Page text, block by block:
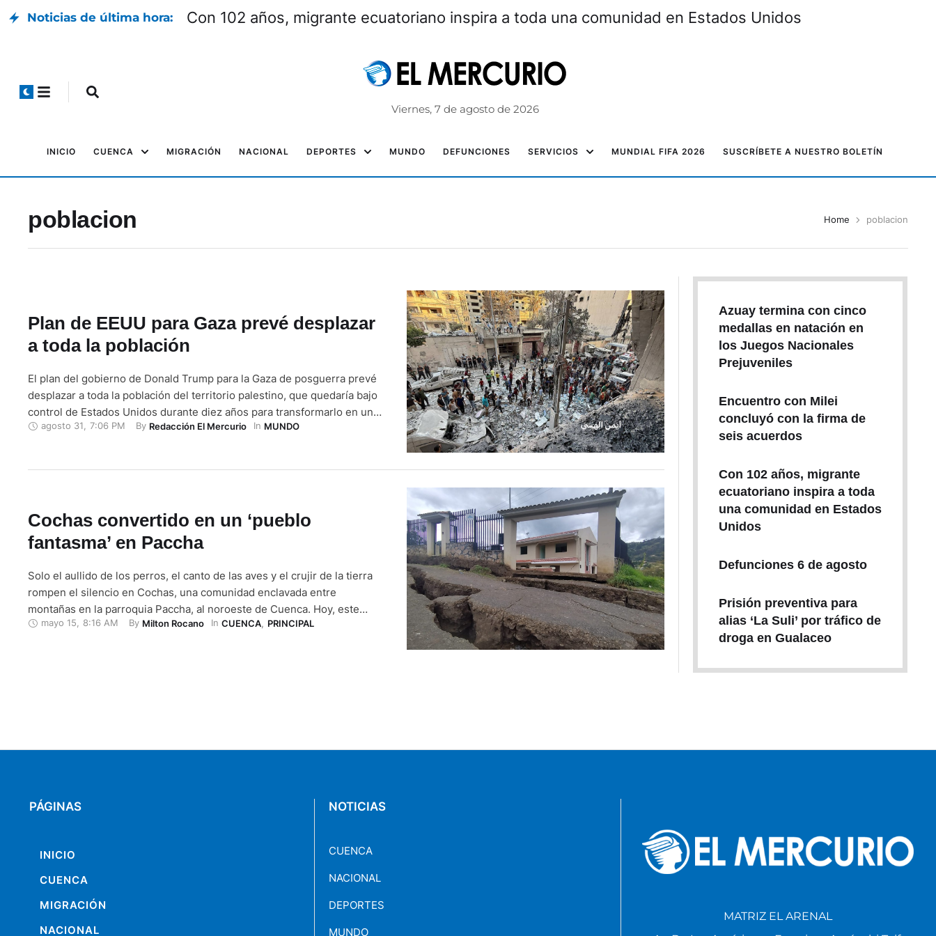
Noticias de última hora: Con 102 años, migrante ecuatoriano inspira a toda una comunidad en Estados Unidos
Viernes, 7 de agosto de 2026
INICIO CUENCA MIGRACIÓN NACIONAL DEPORTES MUNDO DEFUNCIONES SERVICIOS MUNDIAL FIFA 2026 SUSCRÍBETE A NUESTRO BOLETÍN
poblacion Home poblacion
Plan de EEUU para Gaza prevé desplazar
a toda la población
El plan del gobierno de Donald Trump para la Gaza de posguerra prevé
desplazar a toda la población del territorio palestino, que quedaría bajo
control de Estados Unidos durante diez años para transformarlo en un
centro turístico y tecnológico, informó el Washington Post. El plan de 38
agosto 31 7:06 PM By Redacción El Mercurio In MUNDO
Cochas convertido en un ‘pueblo
fantasma’ en Paccha
Solo el aullido de los perros, el canto de las aves y el crujir de la tierra
rompen el silencio en Cochas, una comunidad enclavada entre
montañas en la parroquia Paccha, al noroeste de Cuenca. Hoy, este
lugar se ha convertido en un ‘pueblo fantasma’, luego de que una falla
mayo 15 8:16 AM By Milton Rocano In CUENCA, PRINCIPAL
Azuay termina con cinco
medallas en natación en
los Juegos Nacionales
Prejuveniles
Encuentro con Milei
concluyó con la firma de
seis acuerdos
Con 102 años, migrante
ecuatoriano inspira a toda
una comunidad en Estados
Unidos
Defunciones 6 de agosto
Prisión preventiva para
alias ‘La Suli’ por tráfico de
droga en Gualaceo
PÁGINAS
INICIO
CUENCA
MIGRACIÓN
NACIONAL
NOTICIAS
CUENCA
NACIONAL
DEPORTES
MUNDO
MATRIZ EL ARENAL